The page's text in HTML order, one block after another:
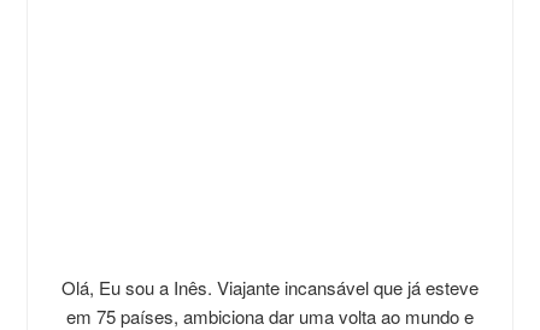
Olá, Eu sou a Inês. Viajante incansável que já esteve
em 75 países, ambiciona dar uma volta ao mundo e